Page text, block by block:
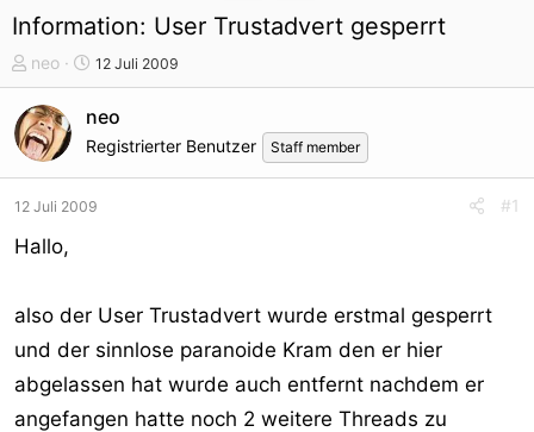
Information: User Trustadvert gesperrt
T
h
e
m
e
s
a
t
r
neo
S
t
a
r
a
12 Juli 2009
neo
Registrierter Benutzer Staff member
12 Juli 2009 #1
Hallo,
also der User Trustadvert wurde erstmal gesperrt
und der sinnlose paranoide Kram den er hier
abgelassen hat wurde auch entfernt nachdem er
angefangen hatte noch 2 weitere Threads zu